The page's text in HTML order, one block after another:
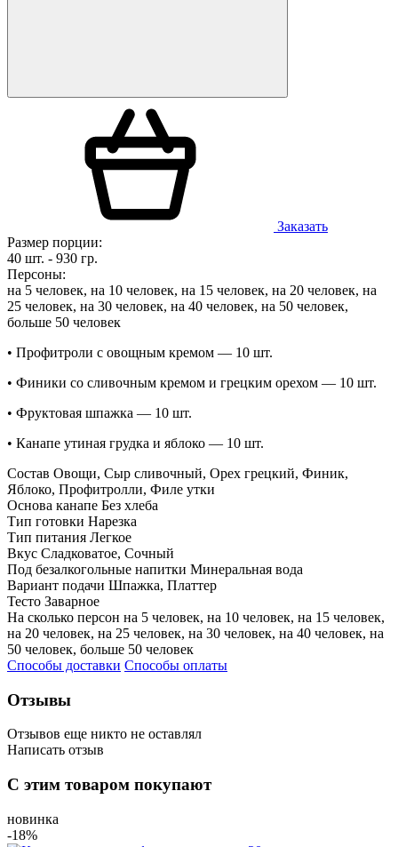
Заказать
Размер порции:
40 шт. - 930 гр.
Персоны:
на 5 человек, на 10 человек, на 15 человек, на 20 человек, на
25 человек, на 30 человек, на 40 человек, на 50 человек,
больше 50 человек
• Профитроли с овощным кремом — 10 шт.
• Финики со сливочным кремом и грецким орехом — 10 шт.
• Фруктовая шпажка — 10 шт.
• Канапе утиная грудка и яблоко — 10 шт.
Состав Овощи, Сыр сливочный, Орех грецкий, Финик,
Яблоко, Профитролли, Филе утки
Основа канапе Без хлеба
Тип готовки Нарезка
Тип питания Легкое
Вкус Сладковатое, Сочный
Под безалкогольные напитки Минеральная вода
Вариант подачи Шпажка, Платтер
Тесто Заварное
На сколько персон на 5 человек, на 10 человек, на 15 человек,
на 20 человек, на 25 человек, на 30 человек, на 40 человек, на
50 человек, больше 50 человек
Способы доставки Способы оплаты
Отзывы
Отзывов еще никто не оставлял
Написать отзыв
С этим товаром покупают
новинка
-18%